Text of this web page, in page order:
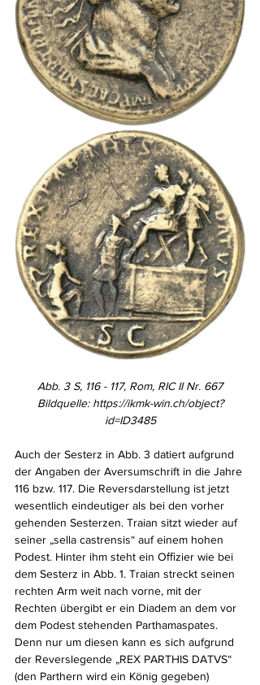
Abb. 3 S, 116 - 117, Rom, RIC II Nr. 667
Bildquelle: https://ikmk-win.ch/object?
id=ID3485
Auch der Sesterz in Abb. 3 datiert aufgrund
der Angaben der Aversumschrift in die Jahre
116 bzw. 117. Die Reversdarstellung ist jetzt
wesentlich eindeutiger als bei den vorher
gehenden Sesterzen. Traian sitzt wieder auf
seiner „sella castrensis“ auf einem hohen
Podest. Hinter ihm steht ein Oﬃzier wie bei
dem Sesterz in Abb. 1. Traian streckt seinen
rechten Arm weit nach vorne, mit der
Rechten übergibt er ein Diadem an dem vor
dem Podest stehenden Parthamaspates.
Denn nur um diesen kann es sich aufgrund
der Reverslegende „REX PARTHIS DATVS“
(den Parthern wird ein König gegeben)